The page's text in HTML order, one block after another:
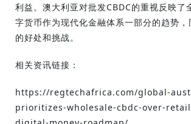
利益。澳大利亚对批发CBDC的重视反映了
字货币作为现代化金融体系一部分的趋势
的好处和挑战。
相关资讯链接：
https://regtechafrica.com/global-
prioritizes-wholesale-cbdc-over-